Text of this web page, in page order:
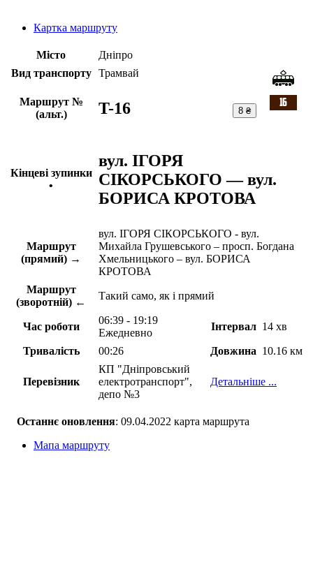
Картка маршруту
Місто
Дніпро
Вид транспорту
Трамвай
Маршрут №
(альт.)
T-16 8 ₴
Кінцеві зупинки
•
вул. ІГОРЯ
СІКОРСЬКОГО — вул.
БОРИСА КРОТОВА
Маршрут
(прямий) →
вул. ІГОРЯ СІКОРСЬКОГО - вул.
Михайла Грушевського – просп. Богдана
Хмельницького – вул. БОРИСА
КРОТОВА
Маршрут
(зворотній) ←
Такий само, як і прямий
Час роботи
06:39 - 19:19
Ежедневно
Інтервал 14 хв
Тривалість 00:26 Довжина 10.16 км
Перевізник
КП "Дніпровський
електротранспорт",
депо №3
Детальніше ...
Останнє оновлення: 09.04.2022 карта маршрута
Мапа маршруту